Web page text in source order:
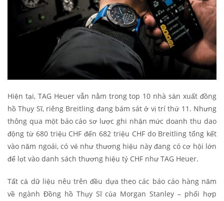
Hiện tại, TAG Heuer vẫn nằm trong top 10 nhà sản xuất đồng
hồ Thụy Sĩ, riêng Breitling đang bám sát ở vị trí thứ 11. Nhưng
thông qua một báo cáo sơ lược ghi nhận mức doanh thu dao
động từ 680 triệu CHF đến 682 triệu CHF do Breitling tổng kết
vào năm ngoái, có vẻ như thương hiệu này đang có cơ hội lớn
để lọt vào danh sách thương hiệu tỷ CHF như TAG Heuer.
Tất cả dữ liệu nêu trên đều dựa theo các báo cáo hàng năm
về ngành Đồng hồ Thụy Sĩ của Morgan Stanley – phối hợp